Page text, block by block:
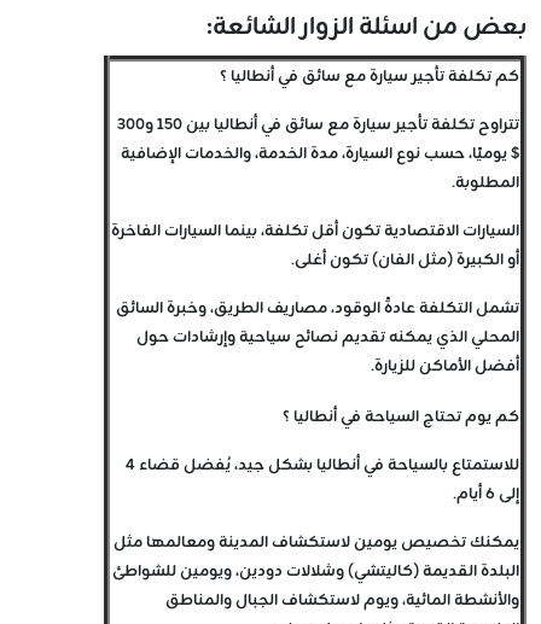
بعض من اسئلة الزوار الشائعة:
كم تكلفة تأجير سيارة مع سائق في أنطاليا ؟
تتراوح تكلفة تأجير سيارة مع سائق في أنطاليا بين 150 و300
$ يوميًا، حسب نوع السيارة، مدة الخدمة، والخدمات الإضافية
المطلوبة.
السيارات الاقتصادية تكون أقل تكلفة، بينما السيارات الفاخرة
أو الكبيرة (مثل الفان) تكون أغلى.
تشمل التكلفة عادةً الوقود، مصاريف الطريق، وخبرة السائق
المحلي الذي يمكنه تقديم نصائح سياحية وإرشادات حول
أفضل الأماكن للزيارة.
كم يوم تحتاج السياحة في أنطاليا ؟
للاستمتاع بالسياحة في أنطاليا بشكل جيد، يُفضل قضاء 4
إلى 6 أيام.
يمكنك تخصيص يومين لاستكشاف المدينة ومعالمها مثل
البلدة القديمة (كاليتشي) وشلالات دودين، ويومين للشواطئ
والأنشطة المائية، ويوم لاستكشاف الجبال والمناطق